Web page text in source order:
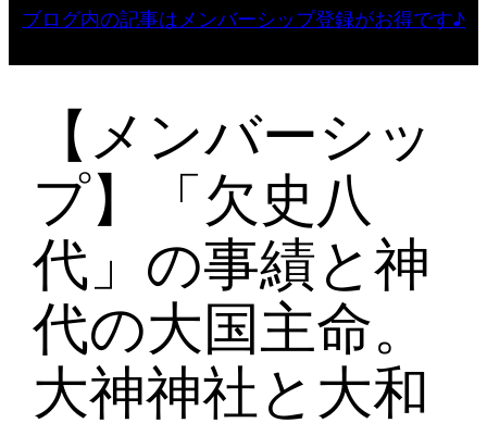
ブログ内の記事はメンバーシップ登録がお得です♪
【メンバーシッ
プ】「欠史八
代」の事績と神
代の大国主命。
大神神社と大和